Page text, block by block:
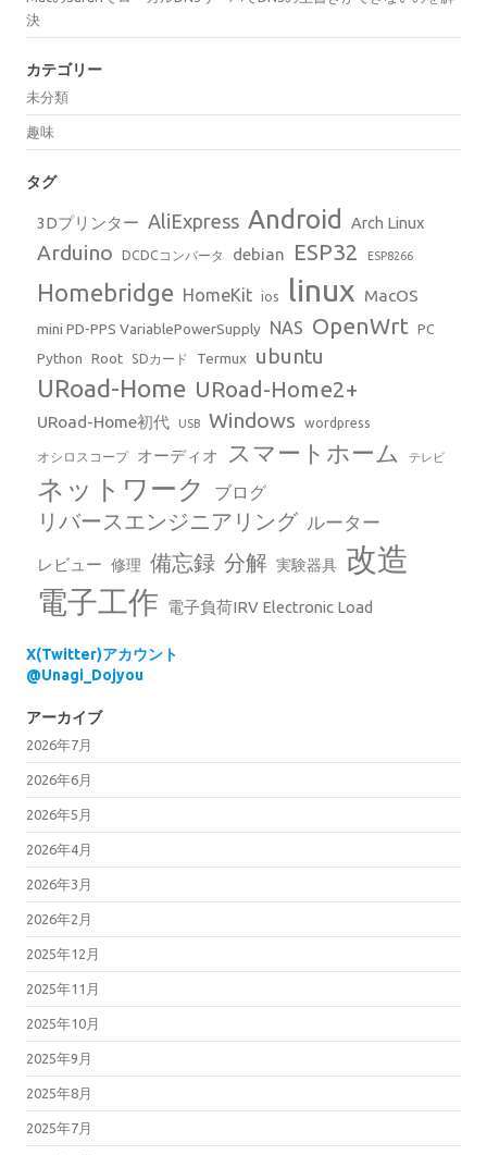
決
カテゴリー
未分類
趣味
タグ
3Dプリンター AliExpress Android Arch Linux
Arduino DCDCコンバータ debian ESP32 ESP8266
Homebridge HomeKit ios linux MacOS
mini PD-PPS VariablePowerSupply NAS OpenWrt PC
Python Root SDカード Termux ubuntu
URoad-Home URoad-Home2+
URoad-Home初代 USB Windows wordpress
オシロスコープ オーディオ スマートホーム テレビ
ネットワーク ブログ
リバースエンジニアリング ルーター
レビュー 修理 備忘録 分解 実験器具 改造
電子工作 電子負荷IRV Electronic Load
X(Twitter)アカウント
@Unagi_Dojyou
アーカイブ
2026年7月
2026年6月
2026年5月
2026年4月
2026年3月
2026年2月
2025年12月
2025年11月
2025年10月
2025年9月
2025年8月
2025年7月